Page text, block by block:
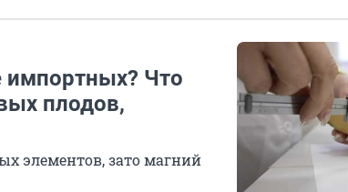
импортных? Что
плодов,
элементов, зато магний